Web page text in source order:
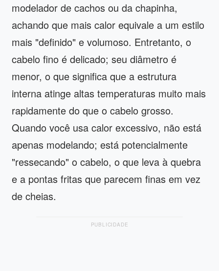
modelador de cachos ou da chapinha,
achando que mais calor equivale a um estilo
mais "definido" e volumoso. Entretanto, o
cabelo fino é delicado; seu diâmetro é
menor, o que significa que a estrutura
interna atinge altas temperaturas muito mais
rapidamente do que o cabelo grosso.
Quando você usa calor excessivo, não está
apenas modelando; está potencialmente
"ressecando" o cabelo, o que leva à quebra
e a pontas fritas que parecem finas em vez
de cheias.
PUBLICIDADE